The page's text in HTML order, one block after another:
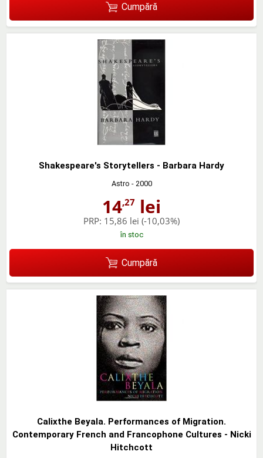
Cumpără
Shakespeare's Storytellers - Barbara Hardy
Astro - 2000
14,27 lei
PRP: 15,86 lei (-10,03%)
în stoc
Cumpără
Calixthe Beyala. Performances of Migration.
Contemporary French and Francophone Cultures - Nicki
Hitchcott